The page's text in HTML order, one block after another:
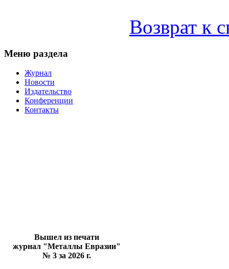
Возврат к
Меню раздела
Журнал
Новости
Издательство
Конференции
Контакты
Вышел из печати
журнал "Металлы Евразии"
№ 3 за 2026 г.